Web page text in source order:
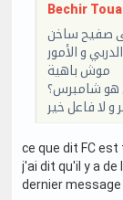
Bechir
صفيح ساخن
و الأمور
موش باهية
هو شامبرس؟
لا فاعل خير
ce que dit FC
j'ai dit qu'il y a
dernier message